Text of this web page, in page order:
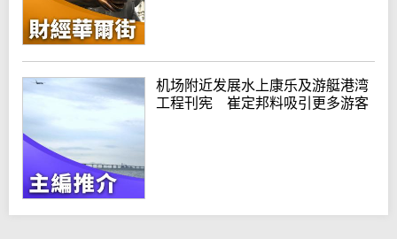
机场附近发展水上康乐及游艇港湾
工程刊宪 崔定邦料吸引更多游客